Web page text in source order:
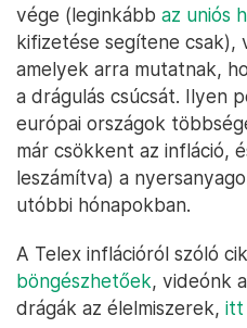
vége (leginkább az uniós
kifizetése segítene csak),
amelyek arra mutatnak,
a drágulás csúcsát. Ilyen
európai országok
már csökkent az infláció,
leszámítva) a
utóbbi hónapokban.
A Telex inflációról szóló
böngészhetőek, videónk
drágák az élelmiszerek, itt